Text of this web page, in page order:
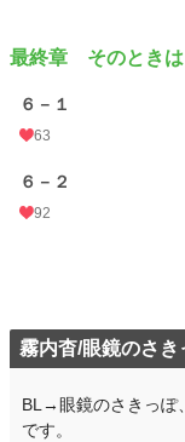
最終章 そのときは
６－１
63
６－２
92
霧内杳/眼鏡のさ
BL→眼鏡のさきっぽ
です。